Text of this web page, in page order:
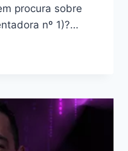
procura sobre
nº 1)?…